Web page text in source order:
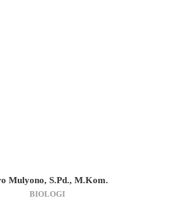
Mulyono, S.Pd., M.Kom.
BIOLOGI